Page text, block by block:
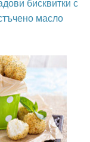
масло